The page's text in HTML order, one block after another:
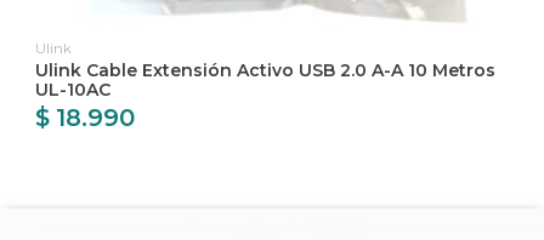
Ulink
Ulink Cable Extensión Activo USB 2.0 A-A 10 Metros
UL-10AC
$ 18.990